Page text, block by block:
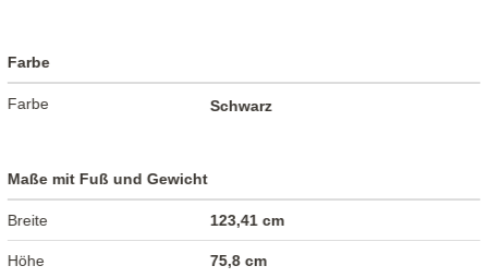
Farbe
Farbe Schwarz
Maße mit Fuß und Gewicht
Breite 123,41 cm
Höhe 75,8 cm